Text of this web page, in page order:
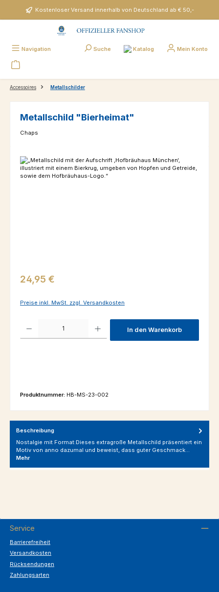
Zum Hauptinhalt springenKostenloser Versand innerhalb von Deutschland ab € 50,-
Navigation Suche Katalog Mein Konto
Accessoires Metallschilder
Metallschild "Bierheimat"
Chaps
Bildergalerie überspringen
Regulärer Preis:
24,95 €
Preise inkl. MwSt. zzgl. Versandkosten
Produkt Anzahl: Gib den gewünschten Wert ein oder benutze die
In den Warenkorb
Produktnummer: HB-MS-23-002
Beschreibung
Nostalgie mit Format:Dieses extragroße Metallschild präsentiert ein
Motiv von anno dazumal und beweist, dass guter Geschmack…
Mehr
Service
Barrierefreiheit
Versandkosten
Rücksendungen
Zahlungsarten